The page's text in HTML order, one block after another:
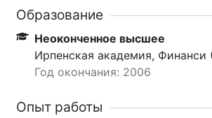
Образование
Неоконченное высшее
Ирпенская академия, Финанси
Год окончания: 2006
Опыт работы